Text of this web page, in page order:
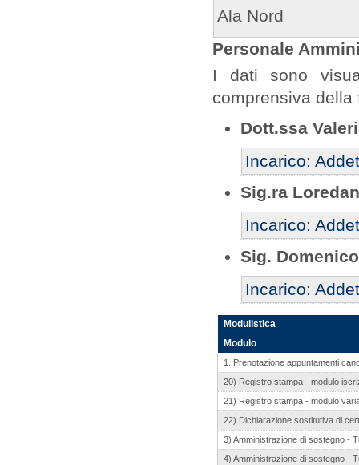
Ala Nord
Personale
I dati sono
comprensiva
Dott.ssa
Incarico:
Sig.ra
Incarico:
Sig.
Incarico:
Modulistica
Modulo
1. Prenotazione appuntamenti
20) Registro stampa - modulo
21) Registro stampa - modulo
22) Dichiarazione sostitutiva di
3) Amministrazione di sostegno -
4) Amministrazione di sostegno -